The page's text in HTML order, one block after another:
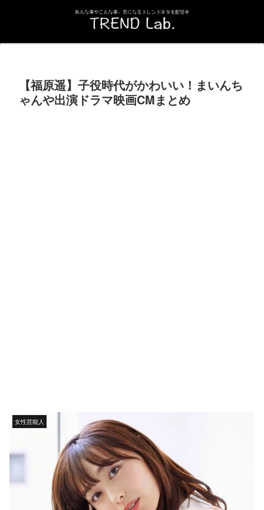
【福原遥】子役時代がかわいい！まいんち
ゃんや出演ドラマ映画CMまとめ
女性芸能人